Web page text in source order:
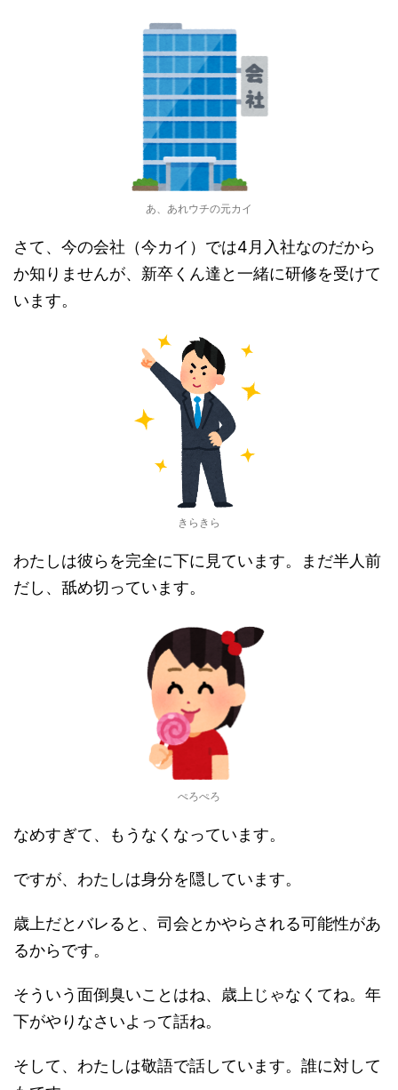
あ、あれウチの元カイ
さて、今の会社（今カイ）では4月入社なのだから
か知りませんが、新卒くん達と一緒に研修を受けて
います。
きらきら
わたしは彼らを完全に下に見ています。まだ半人前
だし、舐め切っています。
ぺろぺろ
なめすぎて、もうなくなっています。
ですが、わたしは身分を隠しています。
歳上だとバレると、司会とかやらされる可能性があ
るからです。
そういう面倒臭いことはね、歳上じゃなくてね。年
下がやりなさいよって話ね。
そして、わたしは敬語で話しています。誰に対して